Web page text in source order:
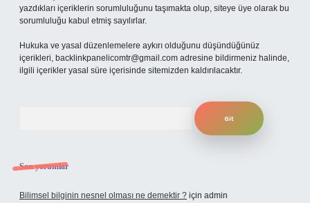
yazdıkları içeriklerin sorumluluğunu taşımakta olup, siteye üye olarak bu
sorumluluğu kabul etmiş sayılırlar.
Hukuka ve yasal düzenlemelere aykırı olduğunu düşündüğünüz
içerikleri, backlinkpanelicomtr@gmail.com adresine bildirmeniz halinde,
ilgili içerikler yasal süre içerisinde sitemizden kaldırılacaktır.
Son yorumlar
Bilimsel bilginin nesnel olması ne demektir ? için admin